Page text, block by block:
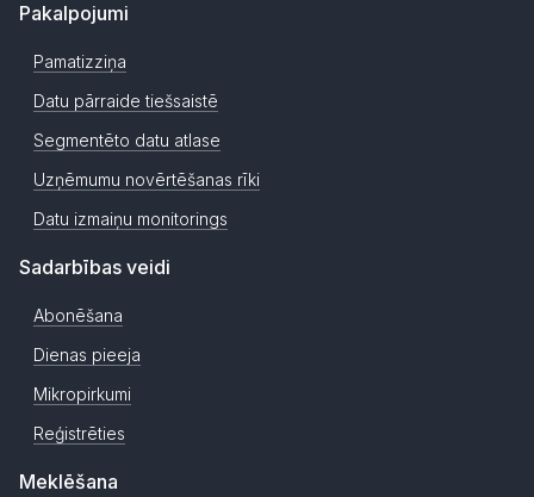
Pakalpojumi
Pamatizziņa
Datu pārraide tiešsaistē
Segmentēto datu atlase
Uzņēmumu novērtēšanas rīki
Datu izmaiņu monitorings
Sadarbības veidi
Abonēšana
Dienas pieeja
Mikropirkumi
Reģistrēties
Meklēšana